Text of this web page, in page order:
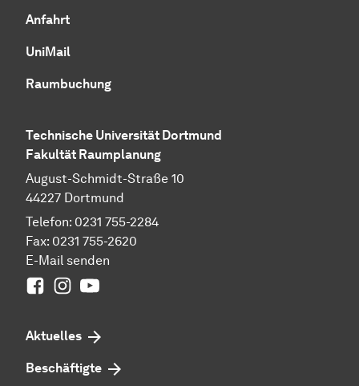
Anfahrt
UniMail
Raumbuchung
Technische Universität Dortmund
Fakultät Raumplanung
August-Schmidt-Straße 10
44227 Dortmund
Telefon: 0231 755-2284
Fax: 0231 755-2620
E-Mail senden
FacebookInstagram
Youtube
Aktuelles
Beschäftigte